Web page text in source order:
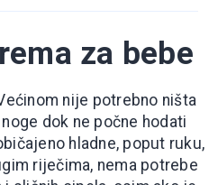
za bebe
nije potrebno ništa
dok ne počne hodati
hladne, poput ruku,
riječima, nema potrebe